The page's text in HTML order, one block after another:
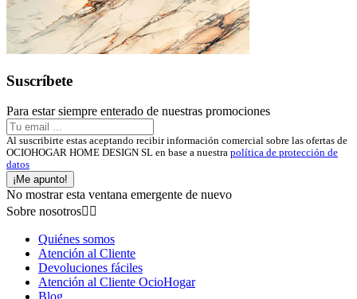
Suscríbete
Para estar siempre enterado de nuestras promociones
Al suscribirte estas aceptando recibir información comercial sobre las ofertas de
OCIOHOGAR HOME DESIGN SL en base a nuestra política de protección de
datos
¡Me apunto!
No mostrar esta ventana emergente de nuevo
Sobre nosotros 
Quiénes somos
Atención al Cliente
Devoluciones fáciles
Atención al Cliente OcioHogar